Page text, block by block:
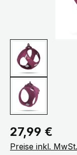
Regulärer Preis:
27,99 €
Preise inkl.